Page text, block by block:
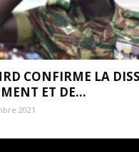
CONFIRME LA
ET DE...
2021